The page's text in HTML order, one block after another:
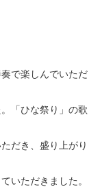
で楽しんでいただ
「ひな祭り」の歌
だき、盛り上がり
いただきました。